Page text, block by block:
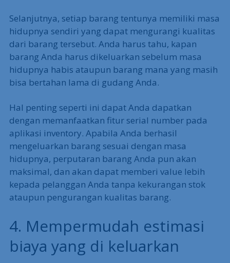
Selanjutnya, setiap barang tentunya memiliki masa
hidupnya sendiri yang dapat mengurangi kualitas
dari barang tersebut. Anda harus tahu, kapan
barang Anda harus dikeluarkan sebelum masa
hidupnya habis ataupun barang mana yang masih
bisa bertahan lama di gudang Anda.
Hal penting seperti ini dapat Anda dapatkan
dengan memanfaatkan fitur serial number pada
aplikasi inventory. Apabila Anda berhasil
mengeluarkan barang sesuai dengan masa
hidupnya, perputaran barang Anda pun akan
maksimal, dan akan dapat memberi value lebih
kepada pelanggan Anda tanpa kekurangan stok
ataupun pengurangan kualitas barang.
4. Mempermudah estimasi
biaya yang di keluarkan